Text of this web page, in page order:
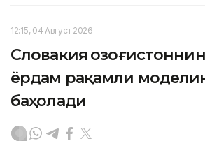
12:15, 04 Август 2026
Словакия
ёрдам рақамли
баҳолади